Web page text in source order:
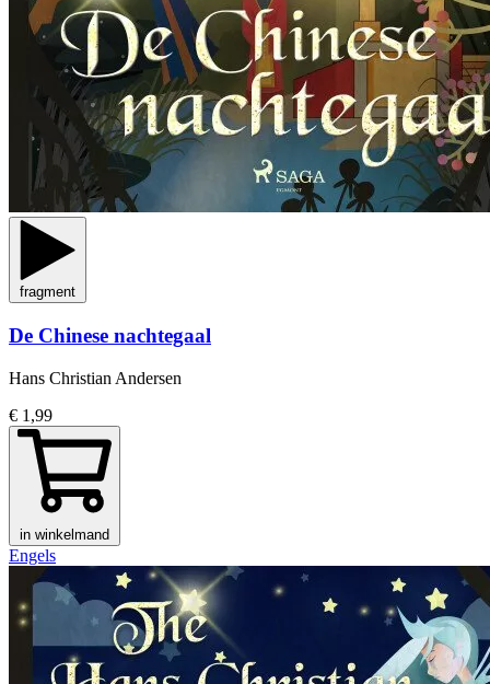
fragment
De Chinese nachtegaal
Hans Christian Andersen
€ 1,99
in winkelmand
Engels